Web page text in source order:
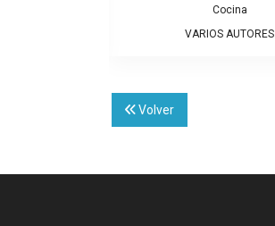
Política
VARIOS AUTORES
Volver